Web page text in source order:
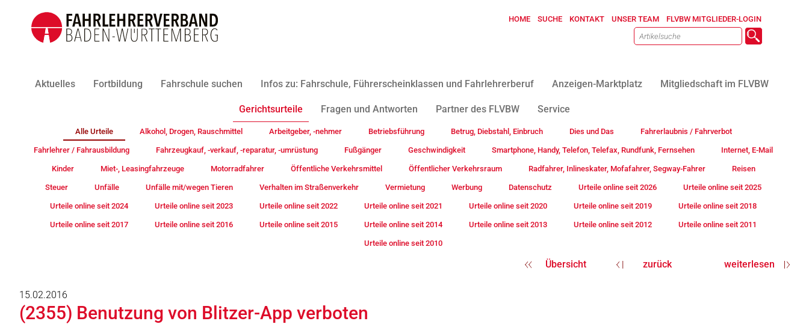
HOME SUCHE KONTAKT UNSER TEAM FLVBW MITGLIEDER-LOGIN
Aktuelles Fortbildung Fahrschule suchen Infos zu: Fahrschule, Führerscheinklassen und Fahrlehrerberuf Anzeigen-Marktplatz Mitgliedschaft im FLVBW
Gerichtsurteile Fragen und Antworten Partner des FLVBW Service
Alle Urteile Alkohol, Drogen, Rauschmittel Arbeitgeber, -nehmer Betriebsführung Betrug, Diebstahl, Einbruch Dies und Das Fahrerlaubnis / Fahrverbot
Fahrlehrer / Fahrausbildung Fahrzeugkauf, -verkauf, -reparatur, -umrüstung Fußgänger Geschwindigkeit Smartphone, Handy, Telefon, Telefax, Rundfunk, Fernsehen Internet, E-Mail
Kinder Miet-, Leasingfahrzeuge Motorradfahrer Öffentliche Verkehrsmittel Öffentlicher Verkehrsraum Radfahrer, Inlineskater, Mofafahrer, Segway-Fahrer Reisen
Steuer Unfälle Unfälle mit/wegen Tieren Verhalten im Straßenverkehr Vermietung Werbung Datenschutz Urteile online seit 2026 Urteile online seit 2025
Urteile online seit 2024 Urteile online seit 2023 Urteile online seit 2022 Urteile online seit 2021 Urteile online seit 2020 Urteile online seit 2019 Urteile online seit 2018
Urteile online seit 2017 Urteile online seit 2016 Urteile online seit 2015 Urteile online seit 2014 Urteile online seit 2013 Urteile online seit 2012 Urteile online seit 2011
Urteile online seit 2010
Übersicht zurück weiterlesen
15.02.2016
(2355) Benutzung von Blitzer-App verboten